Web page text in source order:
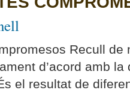
Recull de
d’acord amb
el resultat de